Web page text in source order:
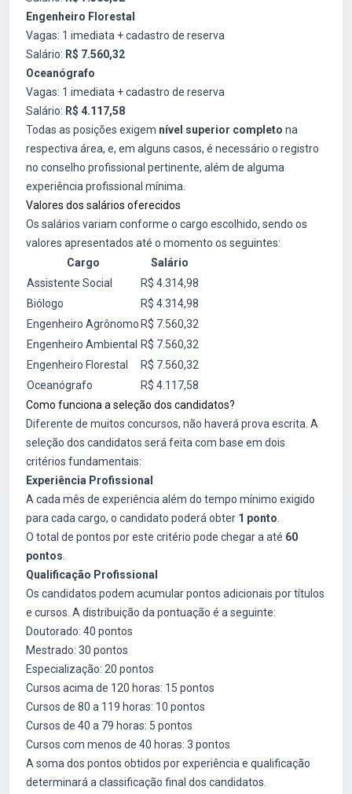
Engenheiro Florestal
Vagas: 1 imediata + cadastro de reserva
Salário: R$ 7.560,32
Oceanógrafo
Vagas: 1 imediata + cadastro de reserva
Salário: R$ 4.117,58
Todas as posições exigem nível superior completo na
respectiva área, e, em alguns casos, é necessário o registro
no conselho profissional pertinente, além de alguma
experiência profissional mínima.
Valores dos salários oferecidos
Os salários variam conforme o cargo escolhido, sendo os
valores apresentados até o momento os seguintes:
Cargo
Salário
Assistente Social
R$ 4.314,98
Biólogo
R$ 4.314,98
Engenheiro Agrônomo R$ 7.560,32
Engenheiro Ambiental
R$ 7.560,32
Engenheiro Florestal
R$ 7.560,32
Oceanógrafo
R$ 4.117,58
Como funciona a seleção dos candidatos?
Diferente de muitos concursos, não haverá prova escrita. A
seleção dos candidatos será feita com base em dois
critérios fundamentais:
Experiência Profissional
A cada mês de experiência além do tempo mínimo exigido
para cada cargo, o candidato poderá obter 1 ponto
O total de pontos por este critério pode chegar a até 60
pontos
Qualificação Profissional
Os candidatos podem acumular pontos adicionais por títulos
e cursos. A distribuição da pontuação é a seguinte:
Doutorado: 40 pontos
Mestrado: 30 pontos
Especialização: 20 pontos
Cursos acima de 120 horas: 15 pontos
Cursos de 80 a 119 horas: 10 pontos
Cursos de 40 a 79 horas: 5 pontos
Cursos com menos de 40 horas: 3 pontos
A soma dos pontos obtidos por experiência e qualificação
determinará a classificação final dos candidatos.